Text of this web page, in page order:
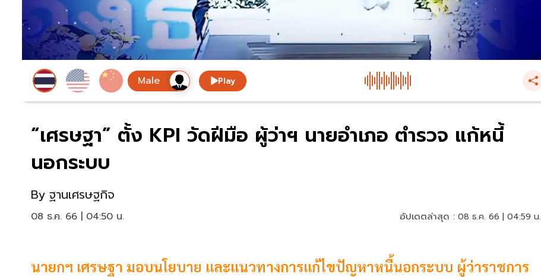
Play
“เศรษฐา” ตั้ง KPI วัดฝีมือ ผู้ว่าฯ นายอำเภอ ตำรวจ แก้หนี้
นอกระบบ
By ฐานเศรษฐกิจ
08 ธ.ค. 66 | 04:50 น. อัปเดตล่าสุด : 08 ธ.ค. 66 | 04:59 น.
นายกฯ เศรษฐา มอบนโยบาย และแนวทางการแก้ไขปัญหาหนี้นอกระบบ ผู้ว่าราชการ